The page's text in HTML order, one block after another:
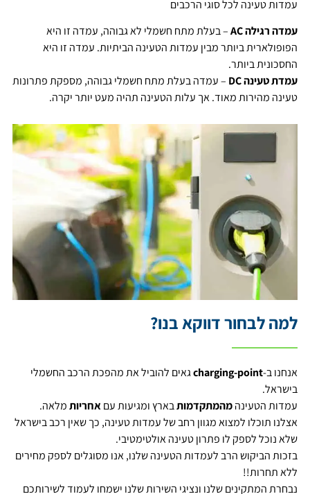
עמדות טעינה לכל סוגי הרכבים
עמדה רגילה AC
– בעלת מתח חשמלי לא גבוהה, עמדה זו היא
הפופולארית ביותר מבין עמדות הטעינה הביתיות. עמדה זו היא
החסכונית ביותר.
עמדת טעינה DC
– עמדה בעלת מתח חשמלי גבוהה, מספקת פתרונות
טעינה מהירות מאוד. אך עלות הטעינה תהיה מעט יותר יקרה.
למה לבחור דווקא בנו?
אנחנו ב-charging-pointגאים להוביל את מהפכת הרכב החשמלי
בישראל.
עמדות הטעינהמהמתקדמותבארץ ומגיעות עםאחריותמלאה.
אצלנו תוכלו למצוא מגוון רחב של עמדות טעינה, כך שאין רכב בישראל
שלא נוכל לספק לו פתרון טעינה אולטימטיבי.
בזכות הביקוש הרב לעמדות הטעינה שלנו, אנו מסוגלים לספק מחירים
ללא תחרות!!
נבחרת המתקינים שלנו ונציגי השירות שלנו ישמחו לעמוד לשירותכם